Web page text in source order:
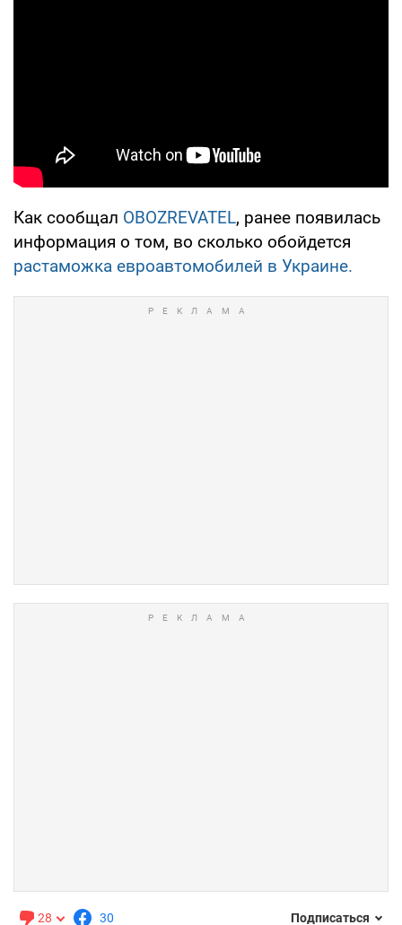
Как сообщал OBOZREVATEL, ранее появилась
информация о том, во сколько обойдется
растаможка евроавтомобилей в Украине.
28 30 Подписаться